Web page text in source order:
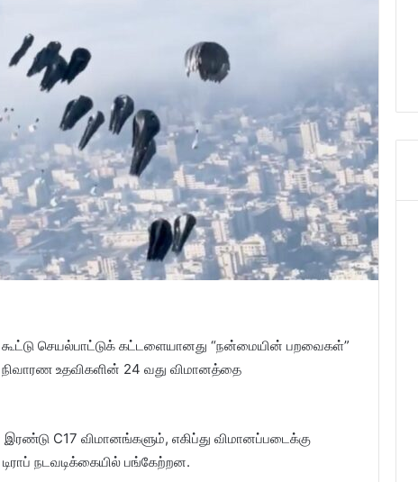
கூட்டு செயல்பாட்டுக் கட்டளையானது “நன்மையின் பறவைகள்”
நிவாரண உதவிகளின் 24 வது விமானத்தை
C17 விமானங்களும், எகிப்து விமானப்படைக்கு
நடவடிக்கையில் பங்கேற்றன.